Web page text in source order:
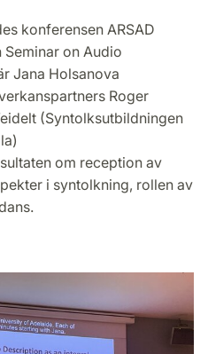
konferensen ARSAD
on Audio
Jana Holsanova
Roger
(Syntolksutbildningen
om reception av
i syntolkning, rollen av